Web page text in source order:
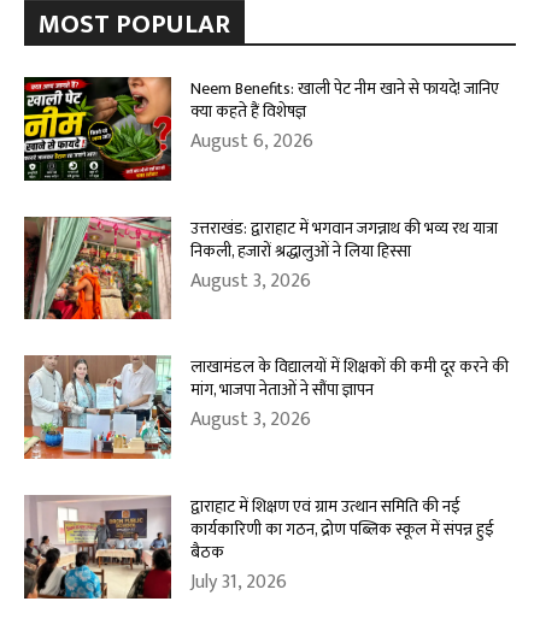
MOST POPULAR
Neem Benefits: खाली पेट नीम खाने से फायदे! जानिए
क्या कहते हैं विशेषज्ञ
August 6, 2026
उत्तराखंड: द्वाराहाट में भगवान जगन्नाथ की भव्य रथ यात्रा
निकली, हजारों श्रद्धालुओं ने लिया हिस्सा
August 3, 2026
लाखामंडल के विद्यालयों में शिक्षकों की कमी दूर करने की
मांग, भाजपा नेताओं ने सौंपा ज्ञापन
August 3, 2026
द्वाराहाट में शिक्षण एवं ग्राम उत्थान समिति की नई
कार्यकारिणी का गठन, द्रोण पब्लिक स्कूल में संपन्न हुई
बैठक
July 31, 2026